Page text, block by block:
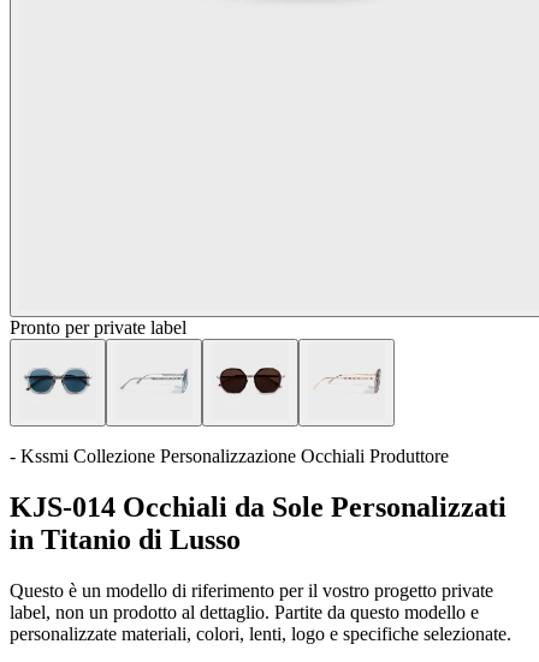
Pronto per private label
- Kssmi Collezione Personalizzazione Occhiali Produttore
KJS-014 Occhiali da Sole Personalizzati
in Titanio di Lusso
Questo è un modello di riferimento per il vostro progetto private
label, non un prodotto al dettaglio. Partite da questo modello e
personalizzate materiali, colori, lenti, logo e specifiche selezionate.